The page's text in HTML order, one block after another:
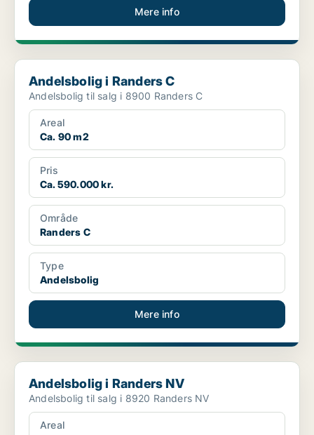
Mere info
Andelsbolig i Randers C
Andelsbolig i Randers C
Andelsbolig til salg i 8900 Randers C
Areal
Ca. 90 m2
Pris
Ca. 590.000 kr.
Område
Randers C
Type
Andelsbolig
Mere info
Andelsbolig i Randers NV
Andelsbolig i Randers NV
Andelsbolig til salg i 8920 Randers NV
Areal